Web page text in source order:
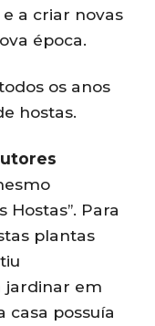
a criar novas
época.
os anos
hostas.
Para
plantas
jardinar em
casa possuía